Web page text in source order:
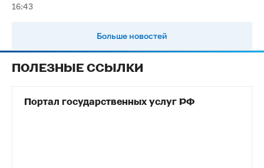
16:43
Больше новостей
ПОЛЕЗНЫЕ ССЫЛКИ
Портал государственных услуг РФ